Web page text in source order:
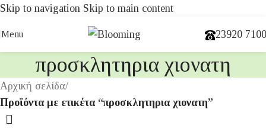
Skip to navigation Skip to main content
Menu 23920
προσκλητηρια χιονατη
Αρχική σελίδα/
Προϊόντα με ετικέτα “προσκλητηρια χιονατη”